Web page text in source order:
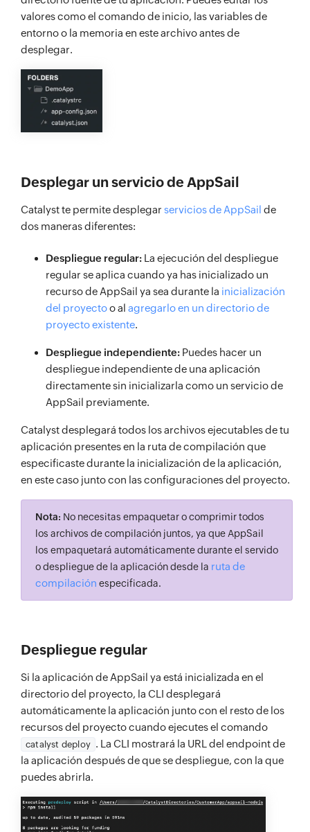
valores como el comando de inicio, las variables de
entorno o la memoria en este archivo antes de
desplegar.
Desplegar un servicio de AppSail
Catalyst te permite desplegar servicios de AppSail de
dos maneras diferentes:
Despliegue regular: La ejecución del despliegue
regular se aplica cuando ya has inicializado un
recurso de AppSail ya sea durante la inicialización
del proyectoo al agregarlo en un directorio de
proyecto existente.
Despliegue independiente: Puedes hacer un
despliegue independiente de una aplicación
directamente sin inicializarla como un servicio de
AppSail previamente.
Catalyst desplegará todos los archivos ejecutables de tu
aplicación presentes en la ruta de compilación que
especificaste durante la inicialización de la aplicación,
en este caso junto con las configuraciones del proyecto.
Nota: No necesitas empaquetar o comprimir todos
los archivos de compilación juntos, ya que AppSail
los empaquetará automáticamente durante el servido
o despliegue de la aplicación desde la ruta de
compilación especificada.
Despliegue regular
Si la aplicación de AppSail ya está inicializada en el
directorio del proyecto, la CLI desplegará
automáticamente la aplicación junto con el resto de los
recursos del proyecto cuando ejecutes el comando
catalyst deploy . La CLI mostrará la URL del endpoint de
la aplicación después de que se despliegue, con la que
puedes abrirla.